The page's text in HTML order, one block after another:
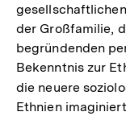
der Großfamilie,
begründenden
Bekenntnis zur
die neuere
Ethnien